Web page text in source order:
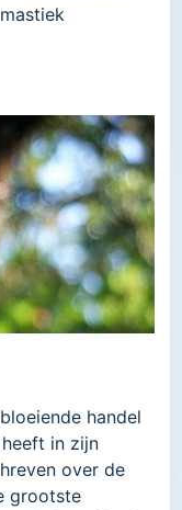
handel
in zijn
over de
grootste